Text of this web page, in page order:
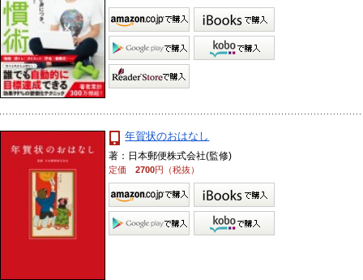
年賀状のおはなし
著：日本郵便株式会社(監修)
定価2700円（税抜）